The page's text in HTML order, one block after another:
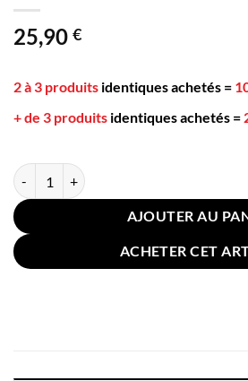
25,90 €
2 à 3 produits identiques achetés =
+ de 3 produits identiques achetés =
quantité de Oreiller 48x74cm Polyester
AJOUTER AU
ACHETER CET